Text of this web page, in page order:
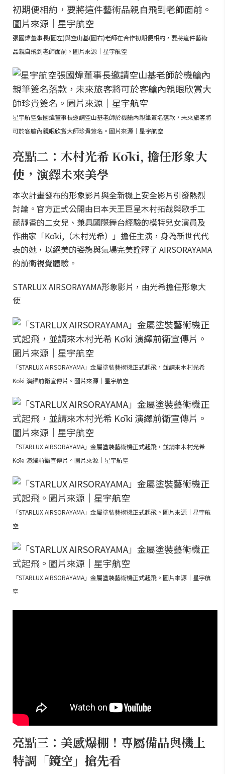
張國煒董事長(圖左)與空山基(圖右)老師在合作初期便相約，要將這件藝術
品親自飛到老師面前。圖片來源｜星宇航空
星宇航空張國煒董事長邀請空山基老師於機艙內親筆簽名落款，未來旅客將
可於客艙內親眼欣賞大師珍貴簽名。圖片來源｜星宇航空
亮點二：木村光希 Kōki, 擔任形象大
使，演繹未來美學
本次計畫發布的形象影片與全新機上安全影片引發熱烈
討論。官方正式公開由日本天王巨星木村拓哉與歌手工
藤靜香的二女兒、兼具國際舞台經驗的模特兒女演員及
作曲家「Kōki,（木村光希）」擔任主演，身為新世代代
表的她，以絕美的姿態與氣場完美詮釋了 AIRSORAYAMA
的前衛視覺體驗。
STARLUX AIRSORAYAMA形象影片，由光希擔任形象大
使
「STARLUX AIRSORAYAMA」金屬塗裝藝術機正式起飛，並請來木村光希
Kōki 演繹前衛宣傳片。圖片來源｜星宇航空
「STARLUX AIRSORAYAMA」金屬塗裝藝術機正式起飛，並請來木村光希
Kōki 演繹前衛宣傳片。圖片來源｜星宇航空
「STARLUX AIRSORAYAMA」金屬塗裝藝術機正式起飛。圖片來源｜星宇航
空
「STARLUX AIRSORAYAMA」金屬塗裝藝術機正式起飛。圖片來源｜星宇航
空
亮點三：美感爆棚！專屬備品與機上
特調「鏡空」搶先看